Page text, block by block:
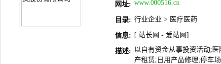
网址: www.000516.cn
目录: 行业企业 > 医疗医药
信息: [ 站长网 - 爱站网 ]
描述: 以自有资金从事投资活动;
产租赁;日用产品修理;停车